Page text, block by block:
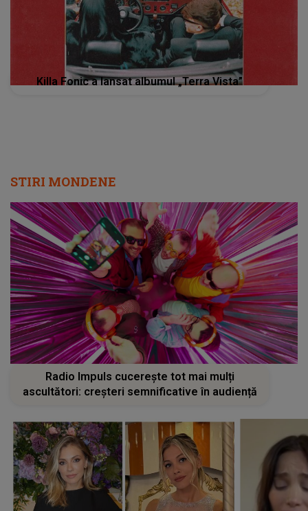
Killa Fonic a lansat albumul „Terra Vista”
STIRI MONDENE
Radio Impuls cucerește tot mai mulți
ascultători: creșteri semnificative în audiență